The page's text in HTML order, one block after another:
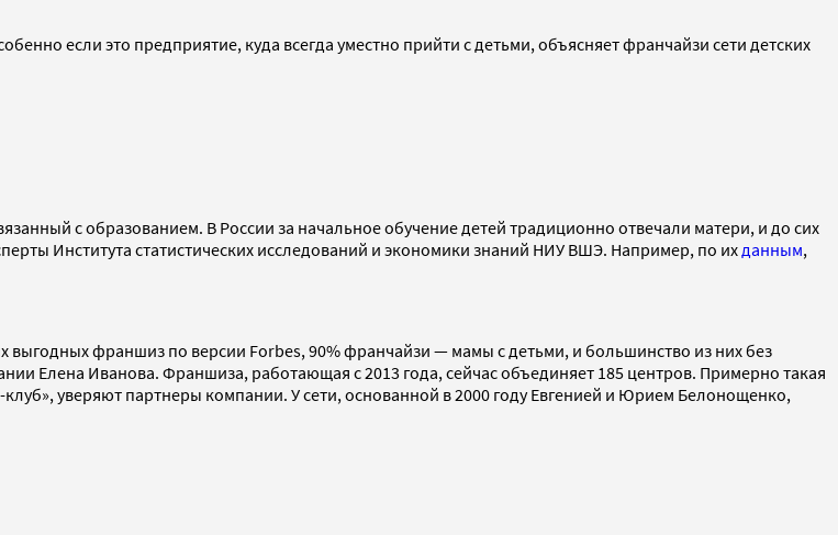
если это предприятие, куда всегда уместно прийти с детьми, объясняет франчайзи сети детских
с образованием. В России за начальное обучение детей традиционно отвечали матери, и до сих
Института статистических исследований и экономики знаний НИУ ВШЭ. Например, по их данным,
выгодных франшиз по версии Forbes, 90% франчайзи — мамы с детьми, и большинство из них без
Елена Иванова. Франшиза, работающая с 2013 года, сейчас объединяет 185 центров. Примерно такая
уверяют партнеры компании. У сети, основанной в 2000 году Евгенией и Юрием Белонощенко,